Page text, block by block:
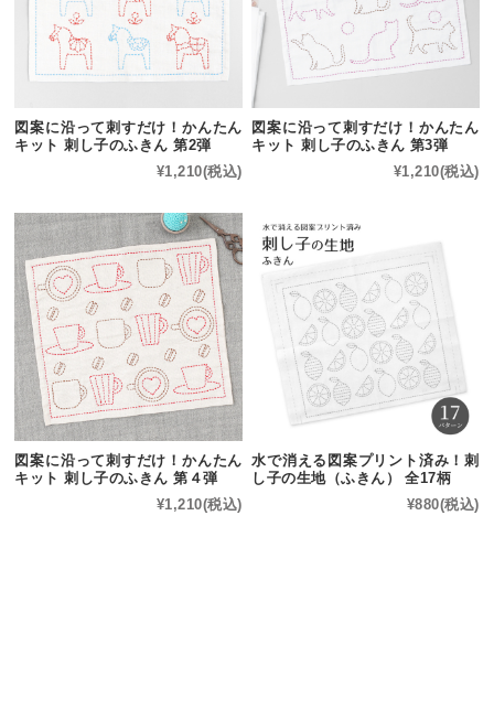
図案に沿って刺すだけ！かんたん
キット 刺し子のふきん 第2弾
¥1,210(税込)
図案に沿って刺すだけ！かんたん
キット 刺し子のふきん 第3弾
¥1,210(税込)
図案に沿って刺すだけ！かんたん
キット 刺し子のふきん 第４弾
¥1,210(税込)
水で消える図案プリント済み！刺
し子の生地（ふきん） 全17柄
¥880(税込)